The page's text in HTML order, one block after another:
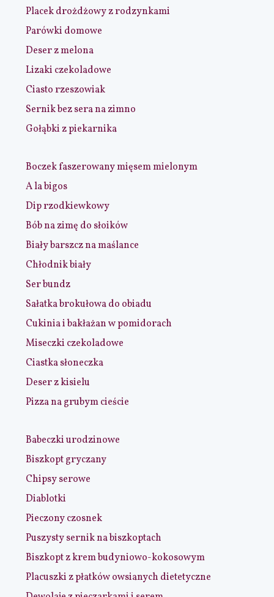
Placek drożdżowy z rodzynkami
Parówki domowe
Deser z melona
Lizaki czekoladowe
Ciasto rzeszowiak
Sernik bez sera na zimno
Gołąbki z piekarnika
Boczek faszerowany mięsem mielonym
A la bigos
Dip rzodkiewkowy
Bób na zimę do słoików
Biały barszcz na maślance
Chłodnik biały
Ser bundz
Sałatka brokułowa do obiadu
Cukinia i bakłażan w pomidorach
Miseczki czekoladowe
Ciastka słoneczka
Deser z kisielu
Pizza na grubym cieście
Babeczki urodzinowe
Biszkopt gryczany
Chipsy serowe
Diablotki
Pieczony czosnek
Puszysty sernik na biszkoptach
Biszkopt z krem budyniowo-kokosowym
Placuszki z płatków owsianych dietetyczne